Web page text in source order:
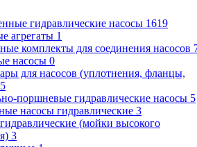
гидравлические насосы 1619
агрегаты 1
комплекты для соединения насосов
насосы 0
для насосов (уплотнения, фланцы,
5
поршневые гидравлические насосы 5
насосы гидравлические 3
(мойки высокого
3